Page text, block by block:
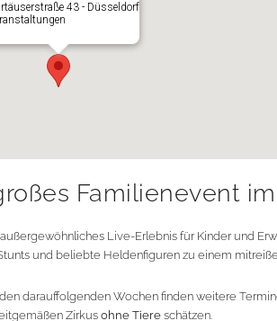
43 - Düsseldorf
Familienevent
Live-Erlebnis für Kinder und
und beliebte Heldenfiguren zu einem
den darauffolgenden Wochen finden weitere
Zirkus ohne Tiere schätzen.